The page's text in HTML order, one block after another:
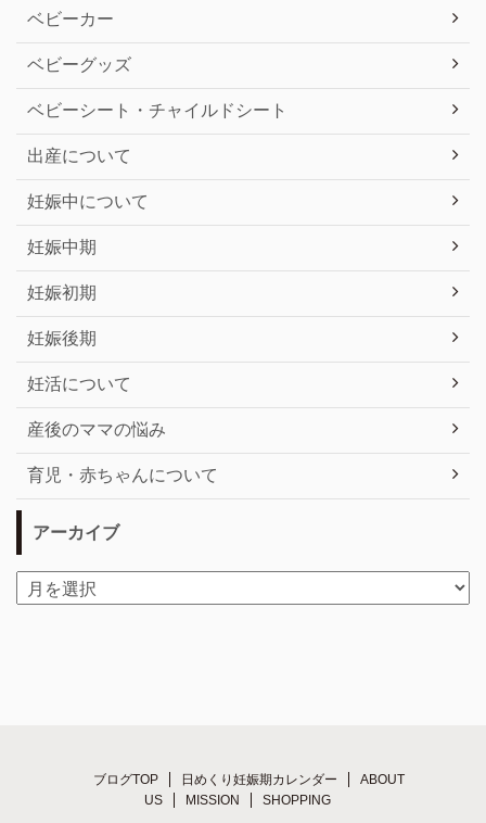
ベビーカー
ベビーグッズ
ベビーシート・チャイルドシート
出産について
妊娠中について
妊娠中期
妊娠初期
妊娠後期
妊活について
産後のママの悩み
育児・赤ちゃんについて
アーカイブ
ブログTOP 日めくり妊娠期カレンダー
ABOUT
US
MISSION SHOPPING